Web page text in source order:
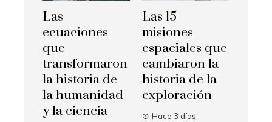
Las
ecuaciones
que
transformaron
la historia de
la humanidad
y la ciencia
Las 15
misiones
espaciales que
cambiaron la
historia de la
exploración
Hace 3 días